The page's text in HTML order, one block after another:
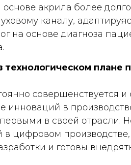
акрила более
каналу,
на основе диагноза
плане
совершенствуется
инноваций в
в своей отрасли.
цифровом
и готовы